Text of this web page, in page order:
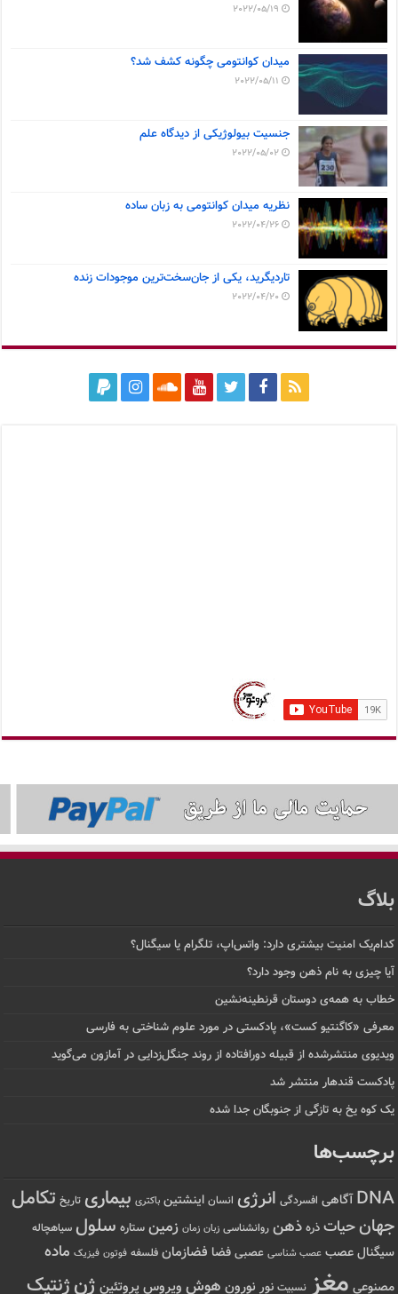
2022/05/19
میدان کوانتومی چگونه کشف شد؟
2022/05/11
جنسیت بیولوژیکی از دیدگاه علم
2022/05/02
نظریه میدان کوانتومی به زبان ساده
2022/04/26
تاردیگرید، یکی از جان‌سخت‌ترین موجودات زنده
2022/04/20
بلاگ
کدام‌یک امنیت بیشتری دارد: واتس‌اپ، تلگرام یا سیگنال؟
آیا چیزی به نام ذهن وجود دارد؟
خطاب به همه‌ی دوستان قرنطینه‌نشین
معرفی «کاگنتیو کست»، پادکستی در مورد علوم شناختی به فارسی
ویدیوی منتشرشده از قبیله دورافتاده‌ از روند جنگل‌زدایی در آمازون می‌گوید
پادکست قندهار منتشر شد
یک کوه یخ به تازگی از جنوبگان جدا شده
برچسب‌ها
DNA آگاهی افسردگی انرژی انسان اینشتین باکتری بیماری تاریخ تکامل
جهانحیات ذره ذهن روانشناسی زبان زمان زمین ستاره سلول سیاهچاله
سیگنال عصب عصب شناسی عصبی فضا فضازمان فلسفه فوتون فیزیک ماده
مصنوعی مغز نسبیت نور نورون هوش ویروس پروتئین ژنژنتیک